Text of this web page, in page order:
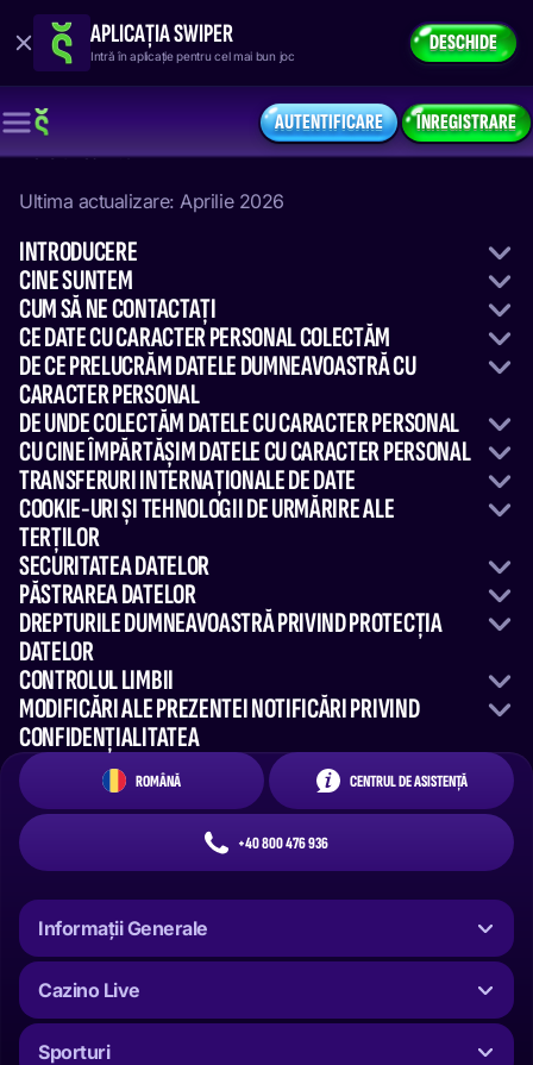
APLICAȚIA SWIPER
Intră în aplicație pentru cel mai bun joc
DESCHIDE
AUTENTIFICARE ÎNREGISTRARE
NOTIFICARE PRIVIND CONFIDENȚIALITATEA
Versiunea 2.0
Ultima actualizare: Aprilie 2026
INTRODUCERE
CINE SUNTEM
CUM SĂ NE CONTACTAȚI
CE DATE CU CARACTER PERSONAL COLECTĂM
DE CE PRELUCRĂM DATELE DUMNEAVOASTRĂ CU
CARACTER PERSONAL
DE UNDE COLECTĂM DATELE CU CARACTER PERSONAL
CU CINE ÎMPĂRTĂȘIM DATELE CU CARACTER PERSONAL
TRANSFERURI INTERNAȚIONALE DE DATE
COOKIE-URI ȘI TEHNOLOGII DE URMĂRIRE ALE
TERȚILOR
SECURITATEA DATELOR
PĂSTRAREA DATELOR
DREPTURILE DUMNEAVOASTRĂ PRIVIND PROTECȚIA
DATELOR
CONTROLUL LIMBII
MODIFICĂRI ALE PREZENTEI NOTIFICĂRI PRIVIND
CONFIDENȚIALITATEA
ROMÂNĂ CENTRUL DE ASISTENȚĂ
+40 800 476 936
Informații Generale
Cazino Live
Sporturi